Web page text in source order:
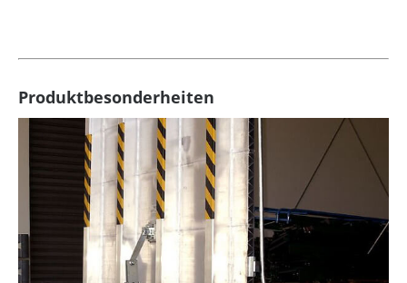
Produktbesonderheiten